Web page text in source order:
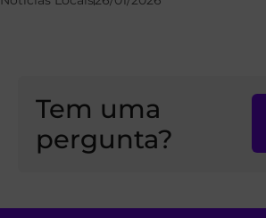
Tem uma
pergunta?